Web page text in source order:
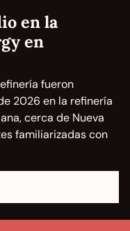
en la
en
fueron
2026 en la refinería
cerca de Nueva
familiarizadas con